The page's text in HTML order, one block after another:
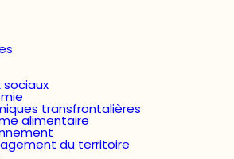
sociaux
transfrontalières
alimentaire
du territoire